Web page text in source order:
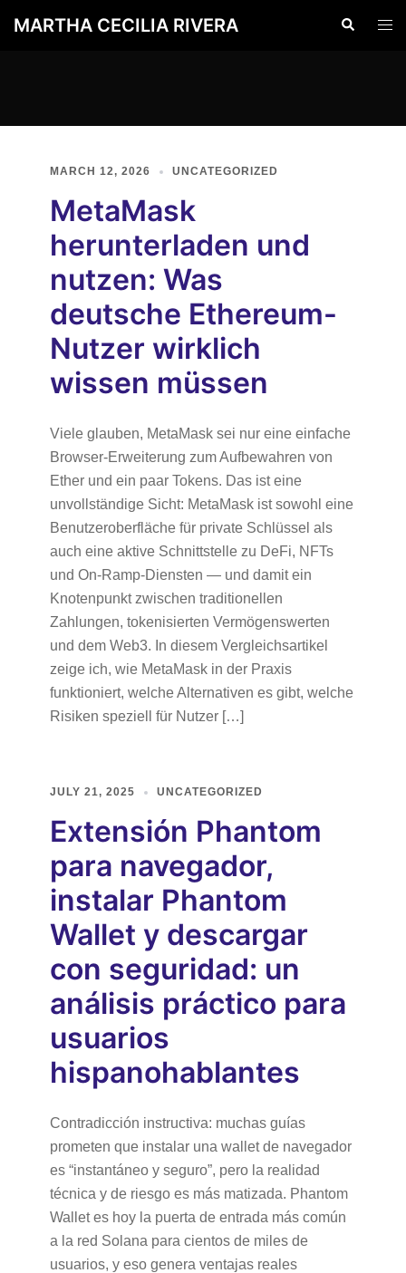
MARTHA CECILIA RIVERA Search
MARCH 12, 2026 UNCATEGORIZED
MetaMask
herunterladen und
nutzen: Was
deutsche Ethereum-
Nutzer wirklich
wissen müssen
Viele glauben, MetaMask sei nur eine einfache
Browser-Erweiterung zum Aufbewahren von
Ether und ein paar Tokens. Das ist eine
unvollständige Sicht: MetaMask ist sowohl eine
Benutzeroberfläche für private Schlüssel als
auch eine aktive Schnittstelle zu DeFi, NFTs
und On‑Ramp‑Diensten — und damit ein
Knotenpunkt zwischen traditionellen
Zahlungen, tokenisierten Vermögenswerten
und dem Web3. In diesem Vergleichsartikel
zeige ich, wie MetaMask in der Praxis
funktioniert, welche Alternativen es gibt, welche
Risiken speziell für Nutzer […]
JULY 21, 2025 UNCATEGORIZED
Extensión Phantom
para navegador,
instalar Phantom
Wallet y descargar
con seguridad: un
análisis práctico para
usuarios
hispanohablantes
Contradicción instructiva: muchas guías
prometen que instalar una wallet de navegador
es “instantáneo y seguro”, pero la realidad
técnica y de riesgo es más matizada. Phantom
Wallet es hoy la puerta de entrada más común
a la red Solana para cientos de miles de
usuarios, y eso genera ventajas reales